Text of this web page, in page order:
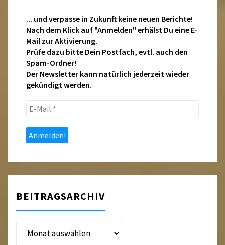
... und verpasse in Zukunft keine neuen Berichte!
Nach dem Klick auf "Anmelden" erhälst Du eine E-
Mail zur Aktivierung.
Prüfe dazu bitte Dein Postfach, evtl. auch den
Spam-Ordner!
Der Newsletter kann natürlich jederzeit wieder
gekündigt werden.
E-
*
BEITRAGSARCHIV
Beitragsarchiv